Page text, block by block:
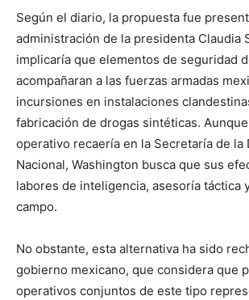
Según el diario, la propuesta fue
administración de la presidenta Claudia
implicaría que elementos de seguridad
acompañaran a las fuerzas armadas
incursiones en instalaciones
fabricación de drogas sintéticas.
operativo recaería en la Secretaría de la
Nacional, Washington busca que sus
labores de inteligencia, asesoría táctica
campo.
No obstante, esta alternativa ha sido
gobierno mexicano, que considera que
operativos conjuntos de este tipo